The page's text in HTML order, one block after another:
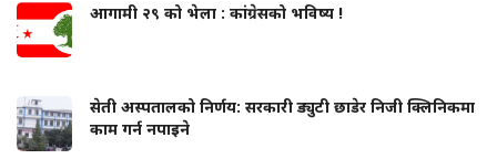
आगामी २९ को भेला : कांग्रेसको भविष्य !
सेती अस्पतालको निर्णय: सरकारी ड्युटी छाडेर निजी क्लिनिकमा
काम गर्न नपाइने